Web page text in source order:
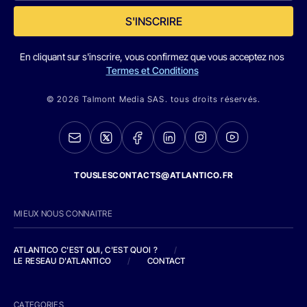
S'INSCRIRE
En cliquant sur s'inscrire, vous confirmez que vous acceptez nos
Termes et Conditions
© 2026 Talmont Media SAS. tous droits réservés.
TOUSLESCONTACTS@ATLANTICO.FR
MIEUX NOUS CONNAITRE
ATLANTICO C'EST QUI, C'EST QUOI ?
/
LE RESEAU D'ATLANTICO
/ CONTACT
CATEGORIES